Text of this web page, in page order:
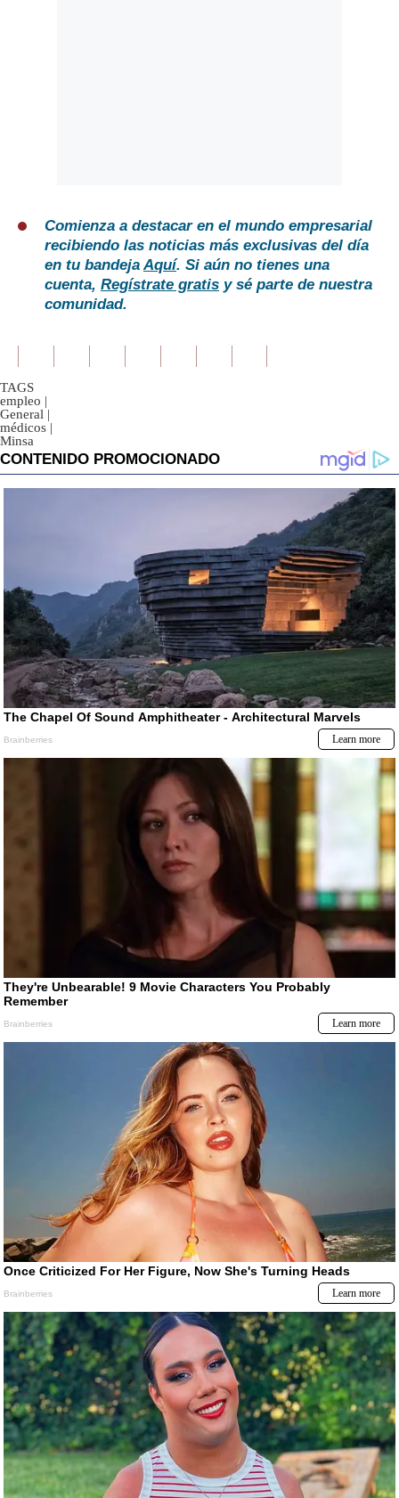
Comienza a destacar en el mundo empresarial
recibiendo las noticias más exclusivas del día
en tu bandejaAquí. Si aún no tienes una
cuenta, Regístrate gratis y sé parte de nuestra
comunidad.
TAGS
empleo |
General |
médicos |
Minsa